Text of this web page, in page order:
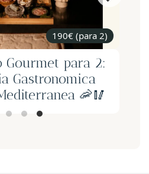
190€ (para 2)
Gourmet para 2:
Gastronomica
🦐🥢